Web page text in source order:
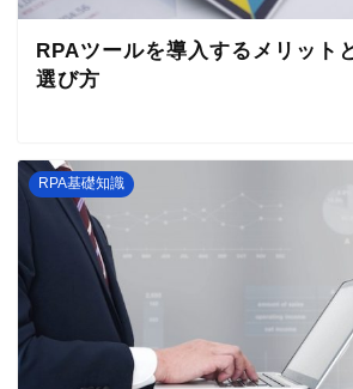
RPAツールを導入するメリット
選び方
RPA基礎知識